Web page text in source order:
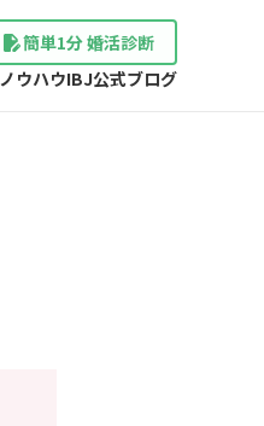
簡単1分 婚活診断
ウハウIBJ公式ブログ